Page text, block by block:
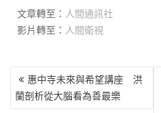
文章轉至： 人間通訊社
影片轉至： 人間衛視
文
章
導
惠中寺未來與希望講座 洪
蘭剖析從大腦看為善最樂